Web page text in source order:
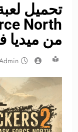
من ميديا